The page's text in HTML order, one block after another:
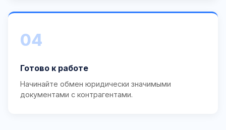
04
Готово к работе
Начинайте обмен юридически значимыми
документами с контрагентами.